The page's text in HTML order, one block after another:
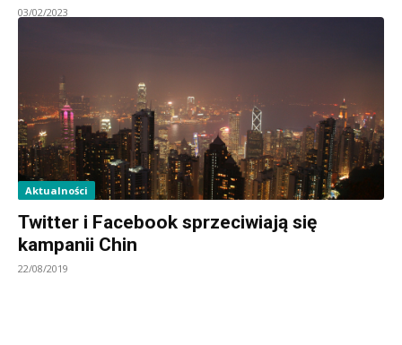
03/02/2023
Aktualności
Twitter i Facebook sprzeciwiają się
kampanii Chin
22/08/2019